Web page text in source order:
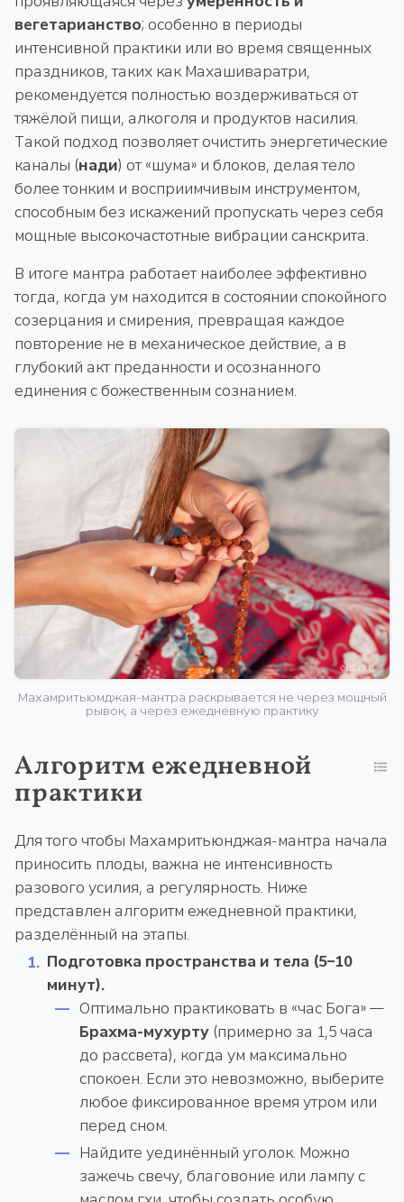
вегетарианство; особенно в периоды
интенсивной практики или во время священных
праздников, таких как Махашиваратри,
рекомендуется полностью воздерживаться от
тяжёлой пищи, алкоголя и продуктов насилия.
Такой подход позволяет очистить энергетические
каналы (нади) от «шума» и блоков, делая тело
более тонким и восприимчивым инструментом,
способным без искажений пропускать через себя
мощные высокочастотные вибрации санскрита.
В итоге мантра работает наиболее эффективно
тогда, когда ум находится в состоянии спокойного
созерцания и смирения, превращая каждое
повторение не в механическое действие, а в
глубокий акт преданности и осознанного
единения с божественным сознанием.
Махамритьюмджая-мантра раскрывается не через мощный
рывок, а через ежедневную практику
Алгоритм ежедневной
практики
Для того чтобы Махамритьюнджая-мантра начала
приносить плоды, важна не интенсивность
разового усилия, а регулярность. Ниже
представлен алгоритм ежедневной практики,
разделённый на этапы.
Подготовка пространства и тела (5–10
минут).
Оптимально практиковать в «час Бога» —
Брахма-мухурту (примерно за 1,5 часа
до рассвета), когда ум максимально
спокоен. Если это невозможно, выберите
любое фиксированное время утром или
перед сном.
Найдите уединённый уголок. Можно
зажечь свечу, благовоние или лампу с